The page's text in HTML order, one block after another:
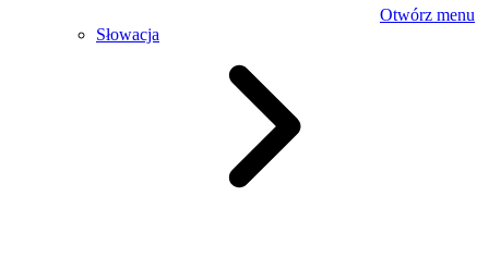
Otwórz menu
Słowacja